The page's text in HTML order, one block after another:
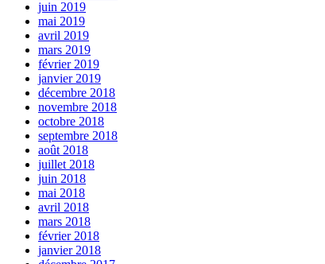
juin 2019
mai 2019
avril 2019
mars 2019
février 2019
janvier 2019
décembre 2018
novembre 2018
octobre 2018
septembre 2018
août 2018
juillet 2018
juin 2018
mai 2018
avril 2018
mars 2018
février 2018
janvier 2018